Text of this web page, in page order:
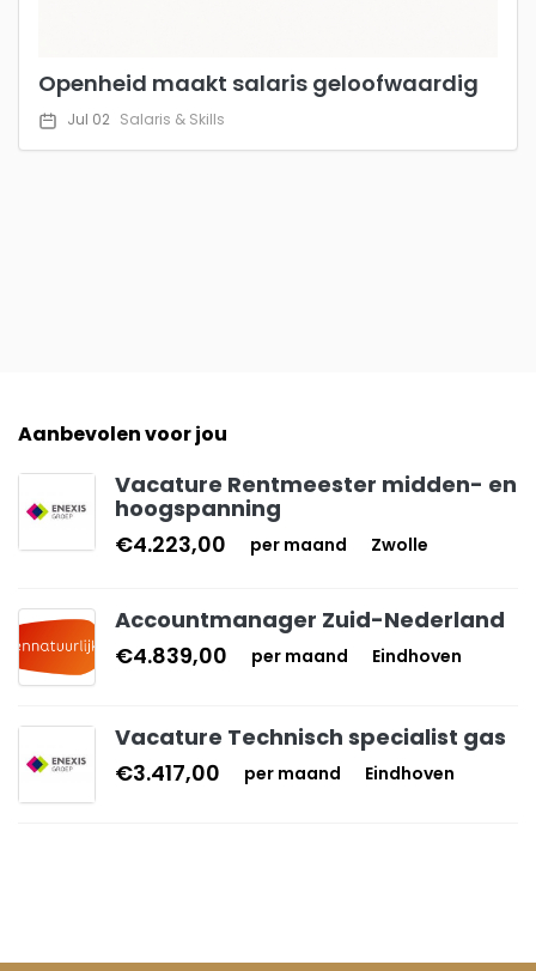
Openheid maakt salaris geloofwaardig
Jul 02 Salaris & Skills
Aanbevolen voor jou
Vacature Rentmeester midden- en
hoogspanning
€4.223,00
per maand Zwolle
Accountmanager Zuid-Nederland
€4.839,00
per maand Eindhoven
Vacature Technisch specialist gas
€3.417,00
per maand Eindhoven